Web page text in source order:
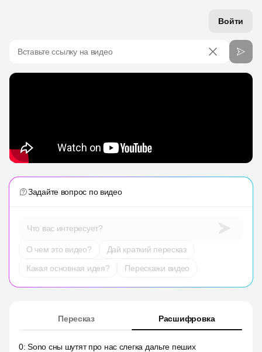
Войти
Вставьте ссылку на видео
Задайте вопрос по видео
Что вас интересует?
О чем это видео?
Дай краткий пересказ
Какая основная идея?
Перескажи видео
Пересказ Расшифровка
0:Sono сны шутят про нас слегка дальге пеших